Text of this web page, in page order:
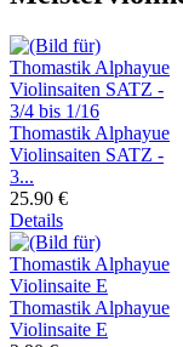
Thomastik Alphayue
Violinsaiten SATZ -
3...
25.90 €
Details
Thomastik Alphayue
Violinsaite E